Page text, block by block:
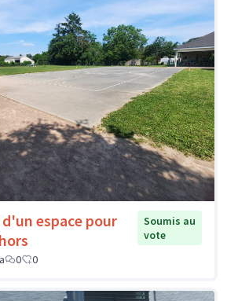
espace pour
Soumis au
vote
0 0